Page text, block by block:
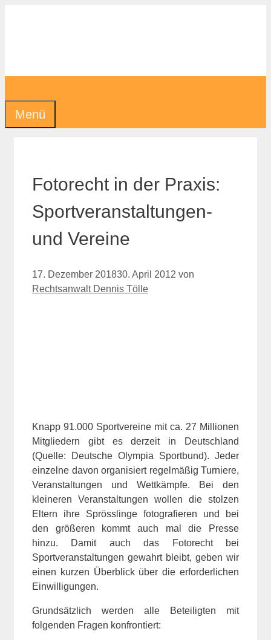
Menü
Fotorecht in der Praxis:
Sportveranstaltungen-
und Vereine
17. Dezember 201830. April 2012 von
Rechtsanwalt Dennis Tölle
Knapp 91.000 Sportvereine mit ca. 27 Millionen
Mitgliedern gibt es derzeit in Deutschland
(Quelle: Deutsche Olympia Sportbund). Jeder
einzelne davon organisiert regelmäßig Turniere,
Veranstaltungen und Wettkämpfe. Bei den
kleineren Veranstaltungen wollen die stolzen
Eltern ihre Sprösslinge fotografieren und bei
den größeren kommt auch mal die Presse
hinzu. Damit auch das Fotorecht bei
Sportveranstaltungen gewahrt bleibt, geben wir
einen kurzen Überblick über die erforderlichen
Einwilligungen.
Grundsätzlich werden alle Beteiligten mit
folgenden Fragen konfrontiert: